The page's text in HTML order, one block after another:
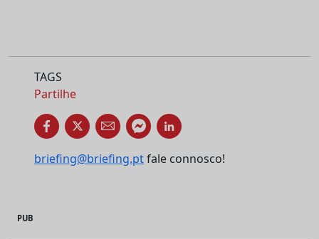
TAGS
Partilhe
briefing@briefing.ptfale connosco!
PUB